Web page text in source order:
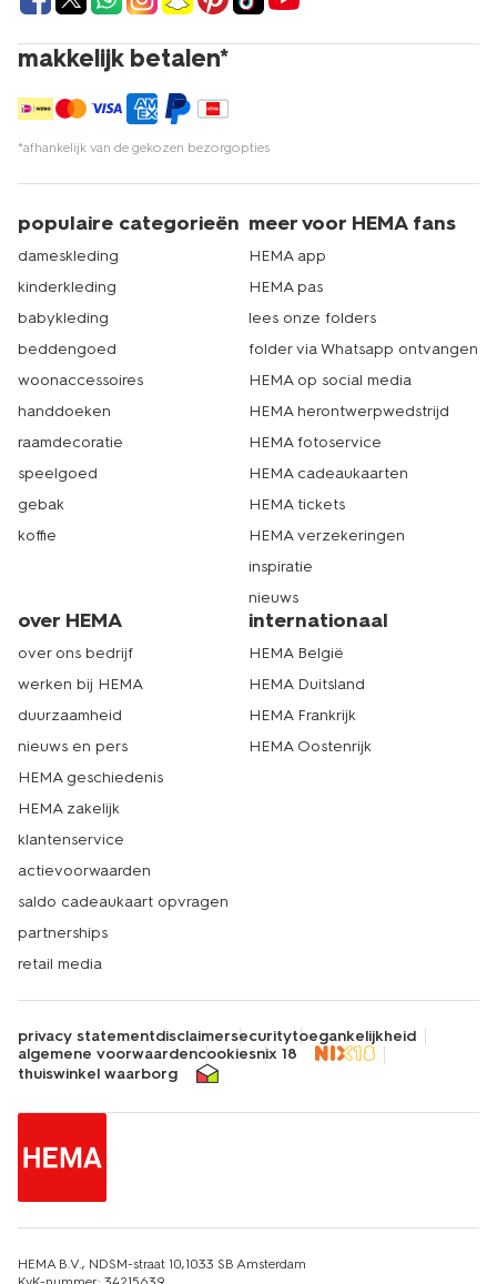
makkelijk betalen*
*afhankelijk van de gekozen bezorgopties
populaire categorieën
dameskleding
kinderkleding
babykleding
beddengoed
woonaccessoires
handdoeken
raamdecoratie
speelgoed
gebak
koffie
meer voor HEMA fans
HEMA app
HEMA pas
lees onze folders
folder via Whatsapp ontvangen
HEMA op social media
HEMA herontwerpwedstrijd
HEMA fotoservice
HEMA cadeaukaarten
HEMA tickets
HEMA verzekeringen
inspiratie
nieuws
over HEMA
over ons bedrijf
werken bij HEMA
duurzaamheid
nieuws en pers
HEMA geschiedenis
HEMA zakelijk
klantenservice
actievoorwaarden
saldo cadeaukaart opvragen
partnerships
retail media
internationaal
HEMA België
HEMA Duitsland
HEMA Frankrijk
HEMA Oostenrijk
privacy statementdisclaimersecuritytoegankelijkheid
algemene voorwaardencookiesnix 18
thuiswinkel waarborg
HEMA B.V., NDSM-straat 10,1033 SB Amsterdam